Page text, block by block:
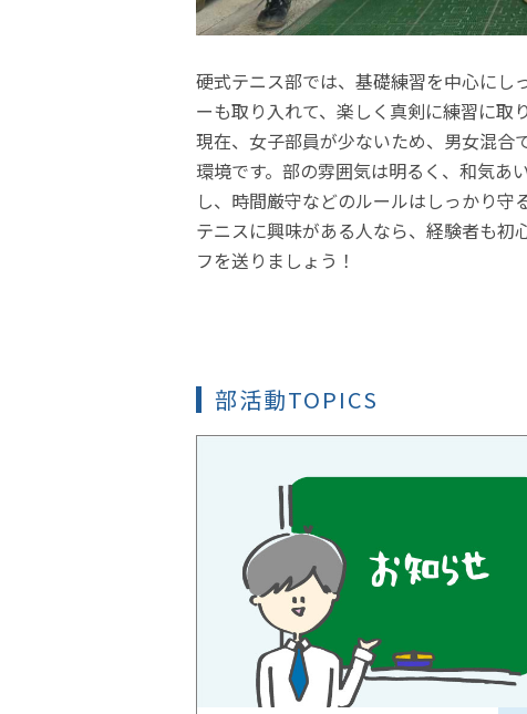
硬式テニス部では、基礎練習を中心にし
ーも取り入れて、楽しく真剣に練習に取
現在、女子部員が少ないため、男女混合
環境です。部の雰囲気は明るく、和気あ
し、時間厳守などのルールはしっかり守
テニスに興味がある人なら、経験者も初
フを送りましょう！
部活動TOPICS